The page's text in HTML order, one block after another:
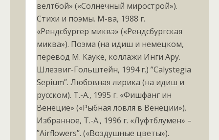
велтбой» («Солнечный мирострой»).
Стихи и поэмы. М-ва, 1988 г.
«Рендсбургер миквэ» («Рендсбургская
миква»). Поэма (на идиш и немецком,
перевод М. Кауке, коллажи Инги Ару.
Шлезвиг-Гольштейн, 1994 г.) ”Calystegia
Sepium”. Любовная лирика (на идиш и
русском). Т.-А., 1995 г. «Фишфанг ин
Венецие» («Рыбная ловля в Венеции»).
Избранное, Т.-А., 1996 г. «Луфтблумен» –
”Airflowers”. («Воздушные цветы»).